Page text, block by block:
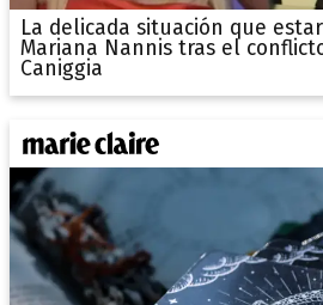
La delicada situación que
Mariana Nannis tras el
Caniggia